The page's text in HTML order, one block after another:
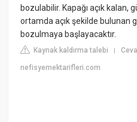
bozulabilir. Kapağı açık kalan,
ortamda açık şekilde bulunan
bozulmaya başlayacaktır.
Kaynak kaldırma talebi |
nefisyemektarifleri.com